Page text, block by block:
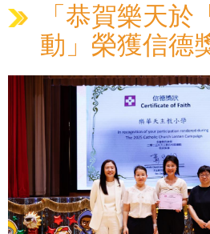
結
「恭賀樂天於
動」榮獲信德